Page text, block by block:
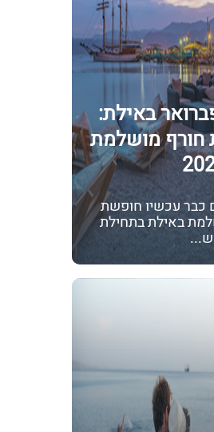
באילת:
חורף מושלמת
כבר עכשיו חופשת
באילת בתחילת